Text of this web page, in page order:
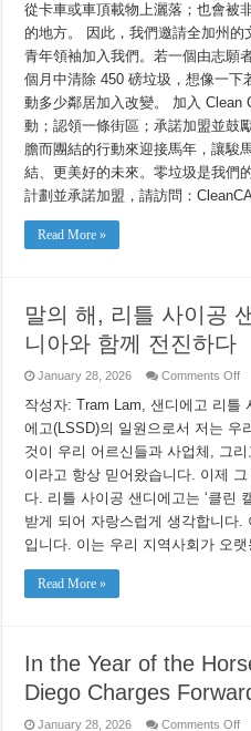
從卡車或車頂載物上灑落；也會被
的地方。 因此，我們邀請全加州
青年領袖加入我們。若一個由志願
個月中清除 450 磅垃圾，想像一下
動多少鄰居加入改變。 加入 Clean
動；認領一條街區；承諾加盟並鼓
膽而團結的行動來迎接馬年，讓駿
結、更美好的未來。零垃圾是我們
計劃並承諾加盟，請訪問：
Read More »
말의 해, 리틀 사이공
니아와 함께 전진하다
January 28, 2026 Comments Offon
의
틀
사
공
샌
디
에
포
니
아
와
작성자: Tram Lam, 샌디에고 리틀
에고(LSSD)의 일원으로서 저는 우
것이 우리 어르신들과 사업체, 그
이라고 항상 믿어왔습니다. 이제
다. 리틀 사이공 샌디에고는 ‘클린
받게 되어 자랑스럽게 생각합니다
입니다. 이는 우리 지역사회가 오
Read More »
In the Year of the
Diego Charges
January 28, 2026 Comments Offon